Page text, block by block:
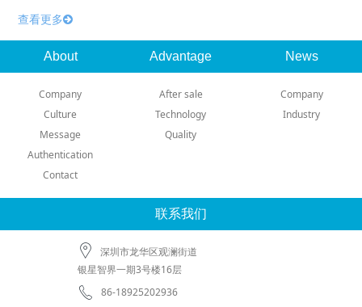
查看更多
About
Company
Culture
Message
Authentication
Contact
Advantage
After sale
Technology
Quality
News
Company
Industry
联系我们
深圳市龙华区观澜街道
银星智界一期3号楼16层
86-18925202936